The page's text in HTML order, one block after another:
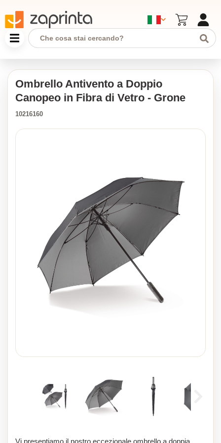
Ombrello Antivento a Doppio
Canopeo in Fibra di Vetro - Grone
10216160
Vi presentiamo il nostro eccezionale ombrello a doppia